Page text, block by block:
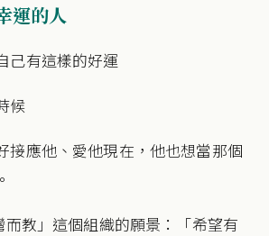
運的人
己有這樣的好運
候
接應他、愛他現在，他也想當那個
而教」這個組織的願景：「希望有